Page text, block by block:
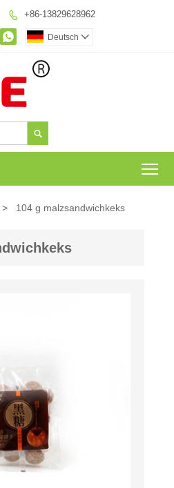
 +86-13829628962
 Deutsch 

> 104 g malzsandwichkeks